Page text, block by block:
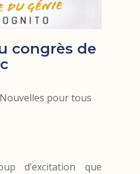
congrès de
Nouvelles pour tous
d’excitation que